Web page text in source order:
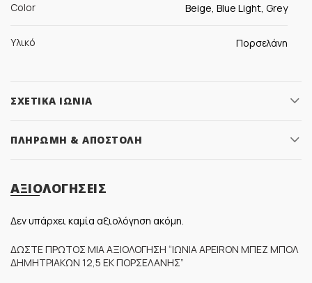
Color Beige, Blue Light, Grey
Υλικό Πορσελάνη
ΣΧΕΤΙΚΆ ΙΩΝΊΑ
ΠΛΗΡΩΜΉ & ΑΠΟΣΤΟΛΉ
ΑΞΙΟΛΟΓΉΣΕΙΣ
Δεν υπάρχει καμία αξιολόγηση ακόμη.
ΔΏΣΤΕ ΠΡΏΤΟΣ ΜΊΑ ΑΞΙΟΛΌΓΗΣΗ “ΙΩΝΊΑ APEIRON ΜΠΕΖ ΜΠΟΛ
ΔΗΜΗΤΡΙΑΚΏΝ 12,5 ΕΚ ΠΟΡΣΕΛΆΝΗΣ”